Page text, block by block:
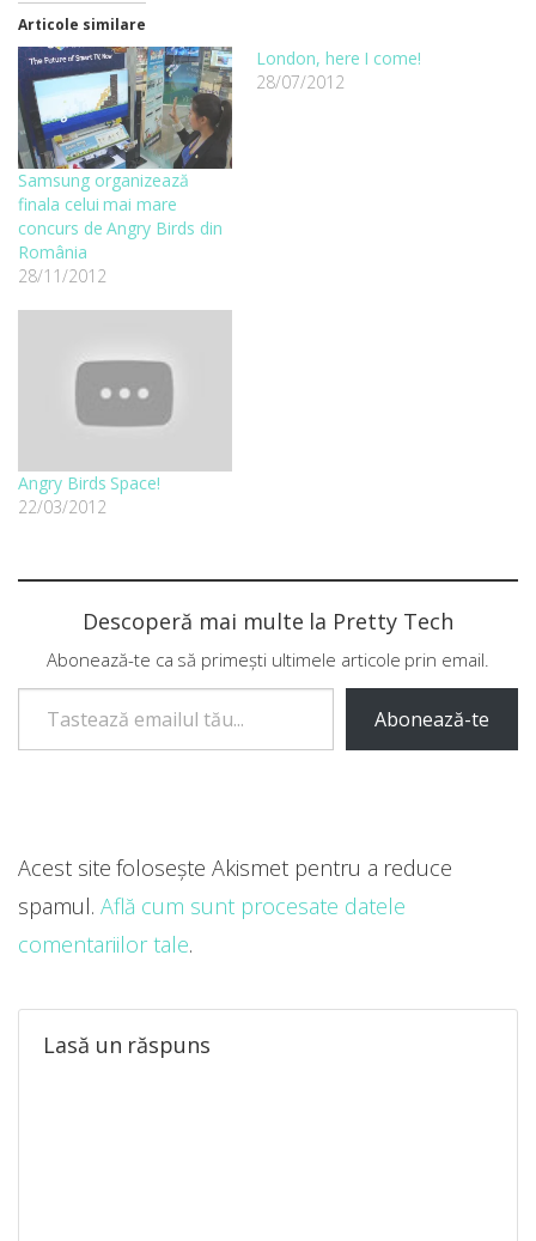
Articole similare
Samsung organizează
finala celui mai mare
concurs de Angry Birds din
România
28/11/2012
London, here I come!
28/07/2012
Angry Birds Space!
22/03/2012
Descoperă mai multe la Pretty Tech
Abonează-te ca să primești ultimele articole prin email.
Tastează emailul tău...
Abonează-te
Lasă un răspuns
Acest site folosește Akismet pentru a reduce
spamul. Află cum sunt procesate datele
comentariilor tale.